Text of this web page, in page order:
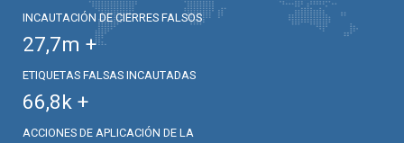
INCAUTACIÓN DE CIERRES FALSOS
27,7m +
ETIQUETAS FALSAS INCAUTADAS
66,8k +
ACCIONES DE APLICACIÓN DE LA